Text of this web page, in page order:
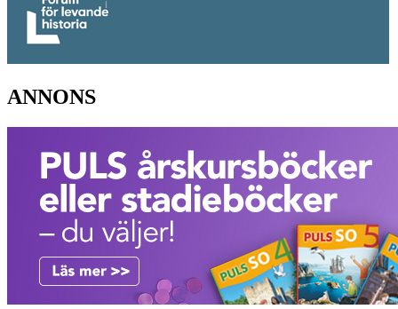
ANNONS